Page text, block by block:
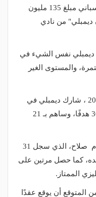
العرض، فيما أنفق عمالقة الدوري الإسباني مبلغ 135 مليون
من نادي
ديمبلي نفس الشيء في
والمستوى الغير
منذ انضمامه إلى برشلونة في عام 2017 ، شارك ديمبلي في
118 مباراة مع الفريق الأول، وسجل 30 هدفًا، وساهم بـ 21
هذه الأرقام تعتبر باهتة بالمقارنة بأرقام صلاح، الذي سجل 31
كما حصل مرتين على
الممتاز.
المتوقع أن يوقع عقدًا